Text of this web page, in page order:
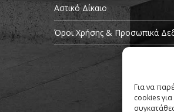
Για να
cookies
Αστικό Δίκαιο
Όροι Χρήσης & Προσωπικά